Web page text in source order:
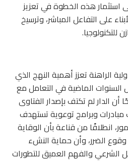
استثمار هذه الخطوة في تعزيز
على التفاعل المباشر، وترسيخ
للتكنولوجيا.
الراهنة تعزز أهمية النهج الذي
السنوات الماضية في التعامل مع
الدار لم تكتف بإصدار الفتاوى
مبادرات وبرامج توعوية تستهدف
انطلاقًا من قناعة بأن الوقاية
وقوع الضرر، وأن حماية النشء
الشرعي والفهم العميق للتطورات